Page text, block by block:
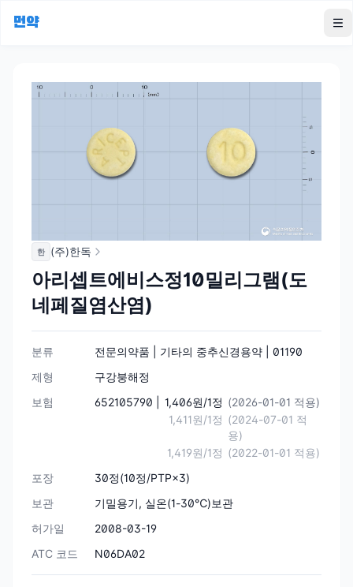
먼약
한 (주)한독
아리셉트에비스정10밀리그램(도
네페질염산염)
분류
전문의약품 | 기타의 중추신경용약 | 01190
제형
구강붕해정
보험
652105790 | 1,406원/1정 (2026-01-01 적용)
1,411원/1정 (2024-07-01 적
용)
1,419원/1정 (2022-01-01 적용)
포장
30정(10정/PTP×3)
보관
기밀용기, 실온(1-30℃)보관
허가일
2008-03-19
ATC 코드
N06DA02